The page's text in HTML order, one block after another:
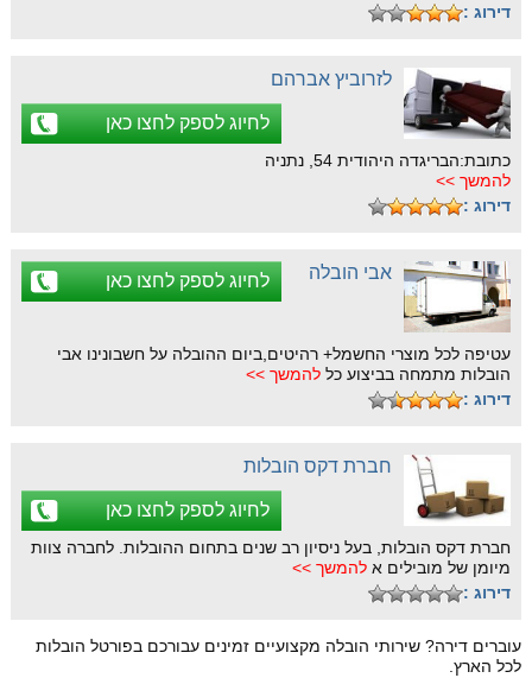
דירוג :
לזרוביץ אברהם
לחיוג לספק לחצו כאן
כתובת:הבריגדה היהודית 54, נתניה
להמשך >>
דירוג :
אבי הובלה לחיוג לספק לחצו כאן
עטיפה לכל מוצרי החשמל+ רהיטים,ביום ההובלה על חשבונינו אבי
הובלות מתמחה בביצוע כל להמשך >>
דירוג :
חברת דקס הובלות
לחיוג לספק לחצו כאן
חברת דקס הובלות, בעל ניסיון רב שנים בתחום ההובלות. לחברה צוות
מיומן של מובילים א להמשך >>
דירוג :
עוברים דירה? שירותי הובלה מקצועיים זמינים עבורכם בפורטל הובלות
לכל הארץ.